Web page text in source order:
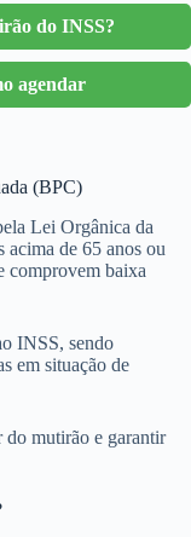
do INSS?
agendar
(BPC)
Lei Orgânica da
de 65 anos ou
comprovem baixa
INSS, sendo
em situação de
do mutirão e garantir